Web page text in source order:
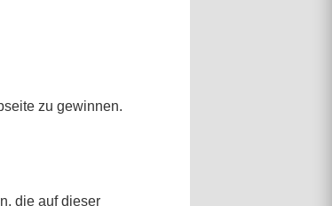
zu gewinnen.
die auf dieser